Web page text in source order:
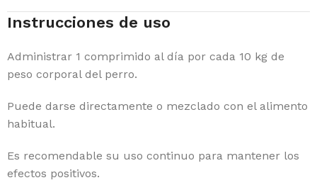
Instrucciones de uso
Administrar 1 comprimido al día por cada 10 kg de
peso corporal del perro.
Puede darse directamente o mezclado con el alimento
habitual.
Es recomendable su uso continuo para mantener los
efectos positivos.